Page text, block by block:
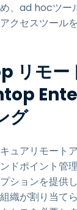
、ad hocツー
クセスツール
リモー
グ
ュアリモート
ドポイント管
ションを提供
織が割り当て